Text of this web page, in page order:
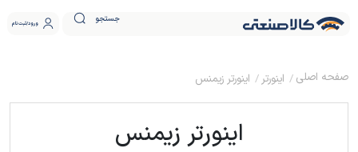
جستجو ورود ثبت نام
اینورتر اینورتر زیمنس
اينورتر زيمنس